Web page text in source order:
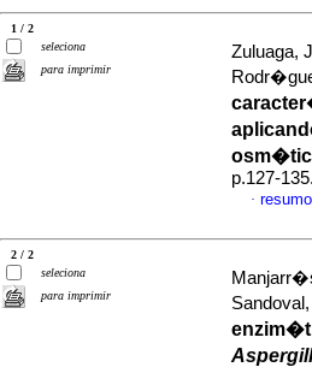
1 / 2
seleciona
para imprimir
Zuluaga,
p.127-
·
2 / 2
seleciona
para imprimir